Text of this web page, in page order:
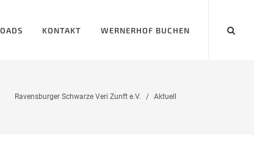
KONTAKT WERNERHOF BUCHEN
Ravensburger Schwarze Veri Zunft e.V. Aktuell